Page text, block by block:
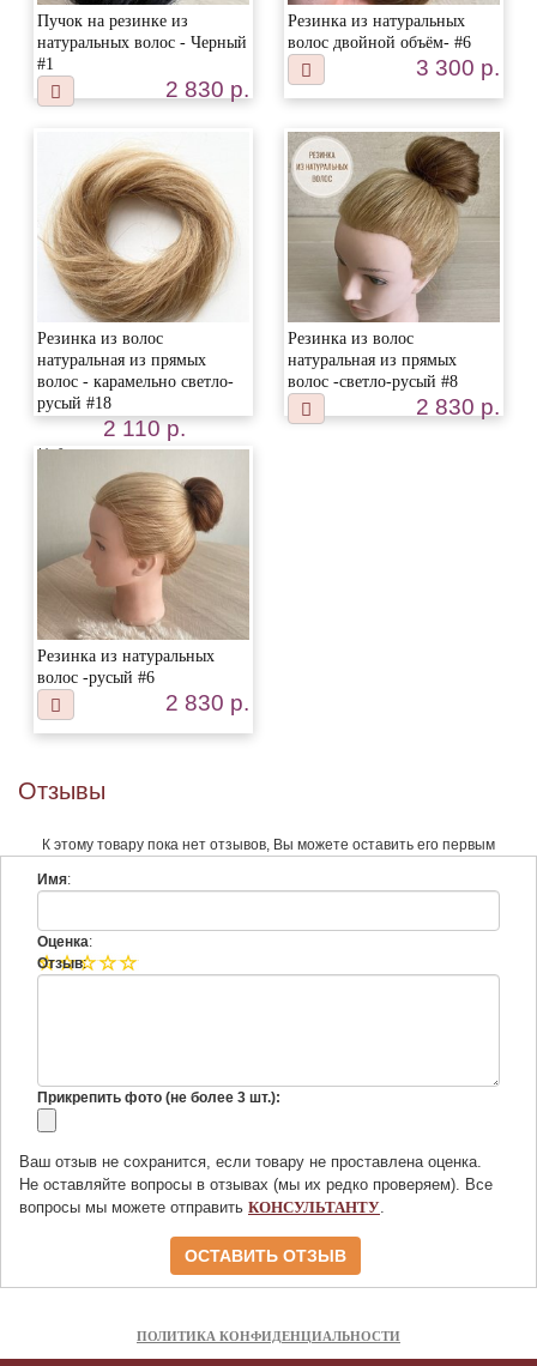
Пучок на резинке из
натуральных волос - Черный
#1
2 830 р.
Резинка из натуральных
волос двойной объём- #6
3 300 р.
Резинка из волос
натуральная из прямых
волос - карамельно светло-
русый #18
2 110 р.
Недоступен
Резинка из волос
натуральная из прямых
волос -светло-русый #8
2 830 р.
Резинка из натуральных
волос -русый #6
2 830 р.
Отзывы
К этому товару пока нет отзывов, Вы можете оставить его первым
Имя:
Оценка:
Отзыв:
Прикрепить фото (не более 3 шт.):
Ваш отзыв не сохранится, если товару не проставлена оценка.
Не оставляйте вопросы в отзывах (мы их редко проверяем). Все
вопросы мы можете отправить КОНСУЛЬТАНТУ.
ПОЛИТИКА КОНФИДЕНЦИАЛЬНОСТИ